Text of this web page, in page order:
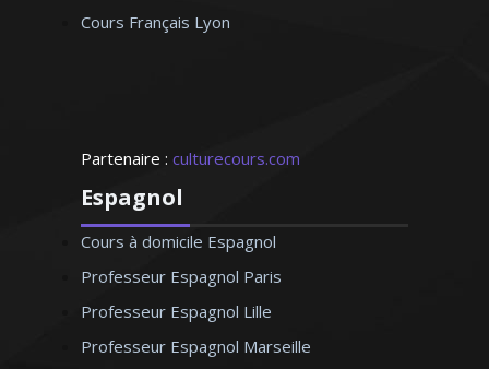
Cours Français Lyon
Partenaire : culturecours.com
Espagnol
Cours à domicile Espagnol
Professeur Espagnol Paris
Professeur Espagnol Lille
Professeur Espagnol Marseille